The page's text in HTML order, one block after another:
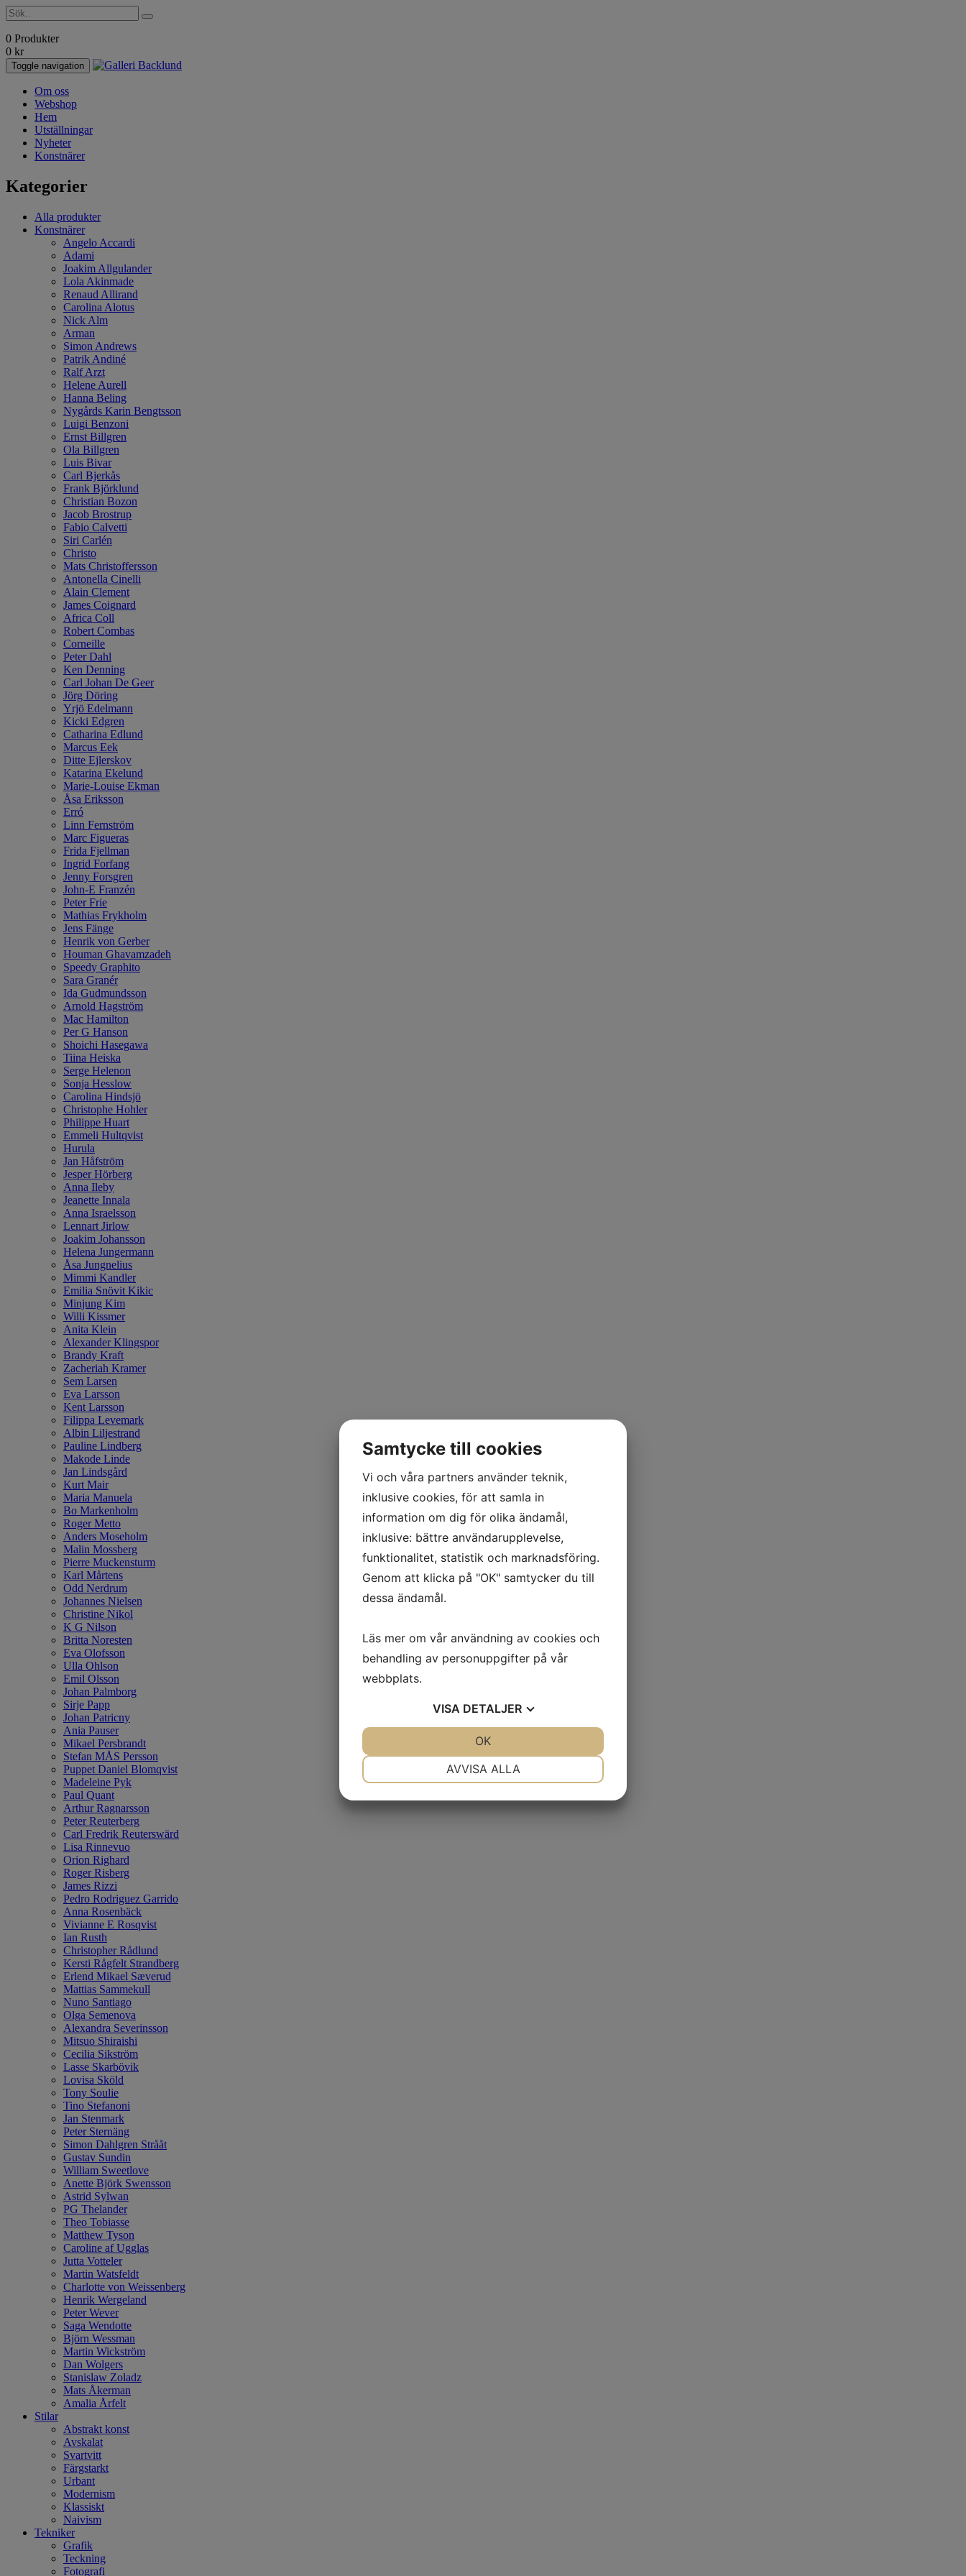
0 Produkter
0 kr
Toggle navigation
Om oss
Webshop
Hem
Utställningar
Nyheter
Konstnärer
Kategorier
Alla produkter
Konstnärer
Angelo Accardi
Adami
Joakim Allgulander
Lola Akinmade
Renaud Allirand
Carolina Alotus
Nick Alm
Arman
Simon Andrews
Patrik Andiné
Ralf Arzt
Helene Aurell
Hanna Beling
Nygårds Karin Bengtsson
Luigi Benzoni
Ernst Billgren
Ola Billgren
Luis Bivar
Carl Bjerkås
Frank Björklund
Christian Bozon
Jacob Brostrup
Fabio Calvetti
Siri Carlén
Christo
Mats Christoffersson
Antonella Cinelli
Alain Clement
James Coignard
Africa Coll
Robert Combas
Corneille
Peter Dahl
Ken Denning
Carl Johan De Geer
Jörg Döring
Yrjö Edelmann
Kicki Edgren
Catharina Edlund
Marcus Eek
Ditte Ejlerskov
Katarina Ekelund
Marie-Louise Ekman
Åsa Eriksson
Erró
Linn Fernström
Marc Figueras
Frida Fjellman
Ingrid Forfang
Jenny Forsgren
John-E Franzén
Peter Frie
Mathias Frykholm
Jens Fänge
Henrik von Gerber
Houman Ghavamzadeh
Speedy Graphito
Sara Granér
Ida Gudmundsson
Arnold Hagström
Mac Hamilton
Per G Hanson
Shoichi Hasegawa
Tiina Heiska
Serge Helenon
Sonja Hesslow
Carolina Hindsjö
Christophe Hohler
Philippe Huart
Emmeli Hultqvist
Hurula
Jan Håfström
Jesper Hörberg
Anna Ileby
Jeanette Innala
Anna Israelsson
Lennart Jirlow
Joakim Johansson
Helena Jungermann
Åsa Jungnelius
Mimmi Kandler
Emilia Snövit Kikic
Minjung Kim
Willi Kissmer
Anita Klein
Alexander Klingspor
Brandy Kraft
Zacheriah Kramer
Sem Larsen
Eva Larsson
Kent Larsson
Filippa Levemark
Albin Liljestrand
Pauline Lindberg
Makode Linde
Jan Lindsgård
Kurt Mair
Maria Manuela
Bo Markenholm
Roger Metto
Anders Moseholm
Malin Mossberg
Pierre Muckensturm
Karl Mårtens
Odd Nerdrum
Johannes Nielsen
Christine Nikol
K G Nilson
Britta Noresten
Eva Olofsson
Ulla Ohlson
Emil Olsson
Johan Palmborg
Sirje Papp
Johan Patricny
Ania Pauser
Mikael Persbrandt
Stefan MÅS Persson
Puppet Daniel Blomqvist
Madeleine Pyk
Paul Quant
Arthur Ragnarsson
Peter Reuterberg
Carl Fredrik Reuterswärd
Lisa Rinnevuo
Orion Righard
Roger Risberg
James Rizzi
Pedro Rodriguez Garrido
Anna Rosenbäck
Vivianne E Rosqvist
Ian Rusth
Christopher Rådlund
Kersti Rågfelt Strandberg
Erlend Mikael Sæverud
Mattias Sammekull
Nuno Santiago
Olga Semenova
Alexandra Severinsson
Mitsuo Shiraishi
Cecilia Sikström
Lasse Skarbövik
Lovisa Sköld
Tony Soulie
Tino Stefanoni
Jan Stenmark
Peter Sternäng
Simon Dahlgren Strååt
Gustav Sundin
William Sweetlove
Anette Björk Swensson
Astrid Sylwan
PG Thelander
Theo Tobiasse
Matthew Tyson
Caroline af Ugglas
Jutta Votteler
Martin Watsfeldt
Charlotte von Weissenberg
Henrik Wergeland
Peter Wever
Saga Wendotte
Björn Wessman
Martin Wickström
Dan Wolgers
Stanislaw Zoladz
Mats Åkerman
Amalia Årfelt
Stilar
Abstrakt konst
Avskalat
Svartvitt
Färgstarkt
Urbant
Modernism
Klassiskt
Naivism
Tekniker
Grafik
Teckning
Fotografi
Samtycke till cookies
Vi och våra partners använder teknik,
inklusive cookies, för att samla in
information om dig för olika ändamål,
inklusive: bättre användarupplevelse,
funktionalitet, statistik och marknadsföring.
Genom att klicka på "OK" samtycker du till
dessa ändamål.
Läs mer om vår användning av cookies och
behandling av personuppgifter på vår
webbplats.
VISA DETALJER
AVVISA ALLA
OK